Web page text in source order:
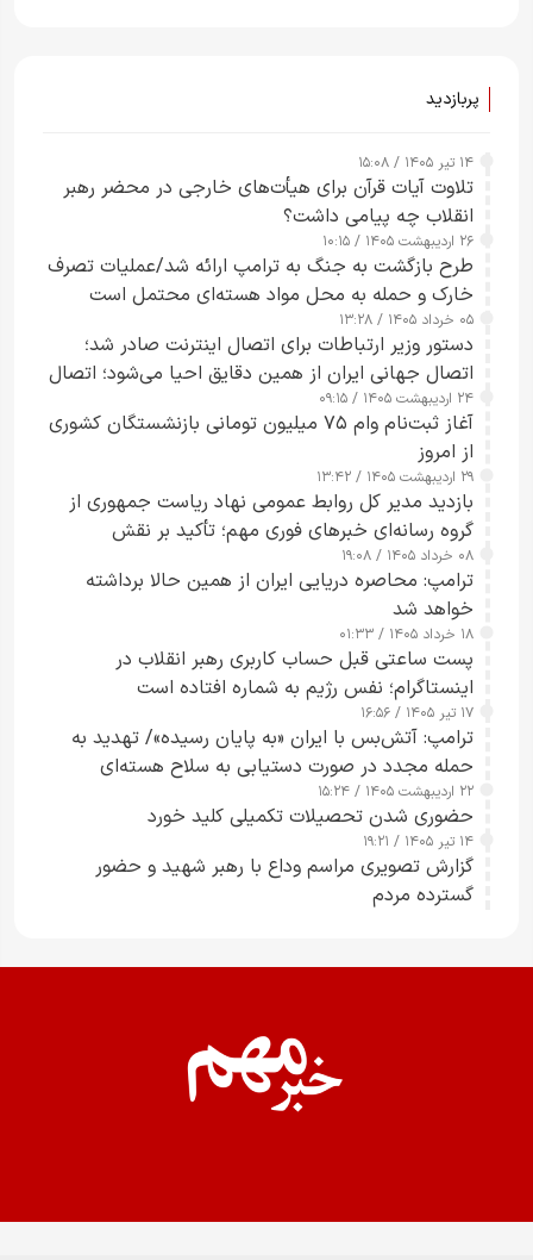
پربازدید
۱۴ تیر ۱۴۰۵ / ۱۵:۰۸
تلاوت آیات قرآن برای هیأت‌های خارجی در محضر رهبر
انقلاب چه پیامی داشت؟
۲۶ اردیبهشت ۱۴۰۵ / ۱۰:۱۵
طرح‌ بازگشت به جنگ به ترامپ ارائه شد/عملیات تصرف
خارک و حمله به محل مواد هسته‌ای محتمل است
۰۵ خرداد ۱۴۰۵ / ۱۳:۲۸
دستور وزیر ارتباطات برای اتصال اینترنت صادر شد؛
اتصال جهانی ایران از همین دقایق احیا می‌شود؛ اتصال
کامل مردم تا ۲۴ ساعت آینده
۲۴ اردیبهشت ۱۴۰۵ / ۰۹:۱۵
آغاز ثبت‌نام وام ۷۵ میلیون تومانی بازنشستگان کشوری
از امروز
۲۹ اردیبهشت ۱۴۰۵ / ۱۳:۴۲
بازدید مدیر کل روابط عمومی نهاد ریاست جمهوری از
گروه رسانه‌ای خبرهای فوری مهم؛ تأکید بر نقش
رسانه‌های هوشمند و مسئول در ارتقای آگاهی عمومی
۰۸ خرداد ۱۴۰۵ / ۱۹:۰۸
ترامپ: محاصره دریایی ایران از همین حالا برداشته
خواهد شد
۱۸ خرداد ۱۴۰۵ / ۰۱:۳۳
پست ساعتی قبل حساب کاربری رهبر انقلاب در
اینستاگرام؛ نفس رژیم به شماره افتاده است​
۱۷ تیر ۱۴۰۵ / ۱۶:۵۶
ترامپ: آتش‌بس با ایران «به پایان رسیده»/ تهدید به
حمله مجدد در صورت دستیابی به سلاح هسته‌ای
۲۲ اردیبهشت ۱۴۰۵ / ۱۵:۲۴
حضوری شدن تحصیلات تکمیلی کلید خورد
۱۴ تیر ۱۴۰۵ / ۱۹:۲۱
گزارش تصویری مراسم وداع با رهبر شهید و حضور
گسترده مردم